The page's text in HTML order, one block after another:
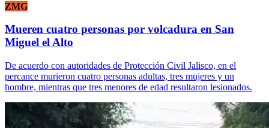
ZMG
Mueren cuatro personas por volcadura en San
Miguel el Alto
De acuerdo con autoridades de Protección Civil Jalisco, en el
percance murieron cuatro personas adultas, tres mujeres y un
hombre, mientras que tres menores de edad resultaron lesionados.